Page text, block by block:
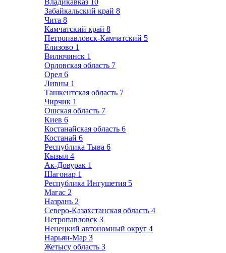
Владикавказ 10
Забайкальский край 8
Чита 8
Камчатский край 8
Петропавловск-Камчатский 5
Елизово 1
Вилючинск 1
Орловская область 7
Орел 6
Ливны 1
Ташкентская область 7
Чирчик 1
Ошская область 7
Киев 6
Костанайская область 6
Костанай 6
Республика Тыва 6
Кызыл 4
Ак-Довурак 1
Шагонар 1
Республика Ингушетия 5
Магас 2
Назрань 2
Северо-Казахстанская область 4
Петропавловск 3
Ненецкий автономный округ 4
Нарьян-Мар 3
Жетысу область 3